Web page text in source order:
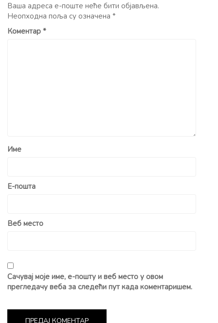
Ваша адреса е-поште неће бити објављена.
Неопходна поља су означена *
Коментар *
Име
Е-пошта
Веб место
Сачувај моје име, е-пошту и веб место у овом
прегледачу веба за следећи пут када коментаришем.